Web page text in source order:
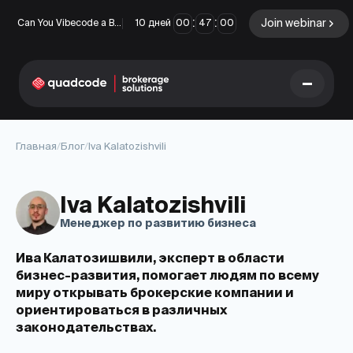
Can You Vibecode a Brokerage Platform? 10 дней 00 : 46 : 59 Join webinar
Главная/Блог/ Iva Kalatozishvili
Iva Kalatozishvili
Менеджер по развитию бизнеса
Ива Калатозишвили, эксперт в области
бизнес-развития, помогает людям по всему
миру открывать брокерские компании и
ориентироваться в различных
законодательствах.
Forex / CFD
Prop Firm
Биржа и Клиринг